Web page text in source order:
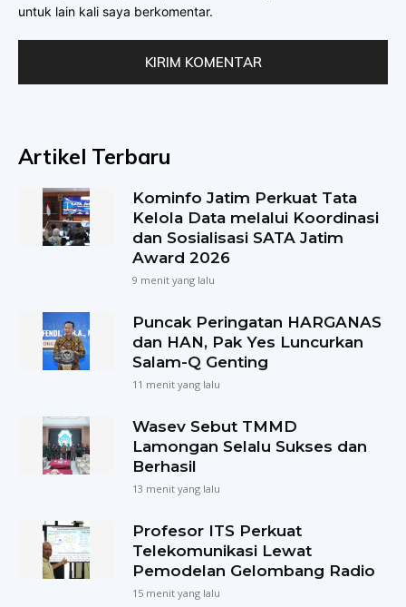
untuk lain kali saya berkomentar.
Artikel Terbaru
Kominfo Jatim Perkuat Tata
Kelola Data melalui Koordinasi
dan Sosialisasi SATA Jatim
Award 2026
9 menit yang lalu
Puncak Peringatan HARGANAS
dan HAN, Pak Yes Luncurkan
Salam-Q Genting
11 menit yang lalu
Wasev Sebut TMMD
Lamongan Selalu Sukses dan
Berhasil
13 menit yang lalu
Profesor ITS Perkuat
Telekomunikasi Lewat
Pemodelan Gelombang Radio
15 menit yang lalu